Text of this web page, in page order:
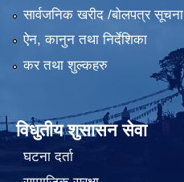
सार्वजनिक खरीद /बोलपत्र सूचना
ऐन, कानुन तथा निर्देशिका
कर तथा शुल्कहरु
विधुतीय शुसासन सेवा
घटना दर्ता